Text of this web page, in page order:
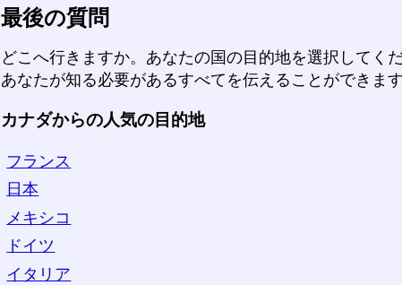
最後の質問
どこへ行きますか。あなたの国の目的地を選択してく
あなたが知る必要があるすべてを伝えることができます
カナダからの人気の目的地
フランス
日本
メキシコ
ドイツ
イタリア